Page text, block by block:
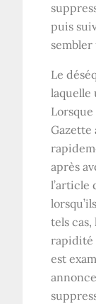
puis
Le
laquelle
Lorsque
Gazette
après
l’article
tels
rapidité
est